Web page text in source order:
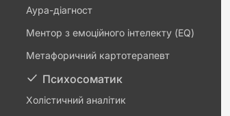
Аура-діагност
Ментор з емоційного інтелекту (EQ)
Метафоричний картотерапевт
Психосоматик
Холістичний аналітик